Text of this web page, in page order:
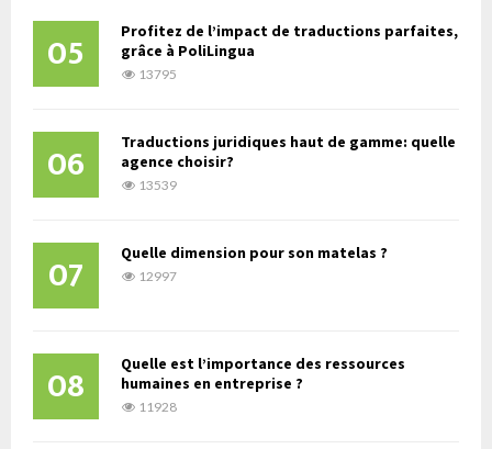
05
Profitez de l’impact de traductions parfaites,
grâce à PoliLingua
13795
06
Traductions juridiques haut de gamme: quelle
agence choisir?
13539
07 Quelle dimension pour son matelas ?
12997
08
Quelle est l’importance des ressources
humaines en entreprise ?
11928